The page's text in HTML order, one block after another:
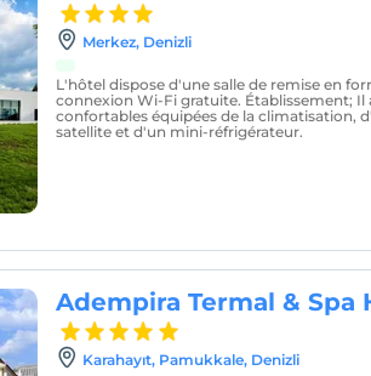
Merkez, Denizli
L'hôtel dispose d'une salle de remise en
connexion Wi-Fi gratuite. Établissement; Il
confortables équipées de la climatisation,
satellite et d'un mini-réfrigérateur.
Adempira Termal & Spa
Karahayıt, Pamukkale, Denizli